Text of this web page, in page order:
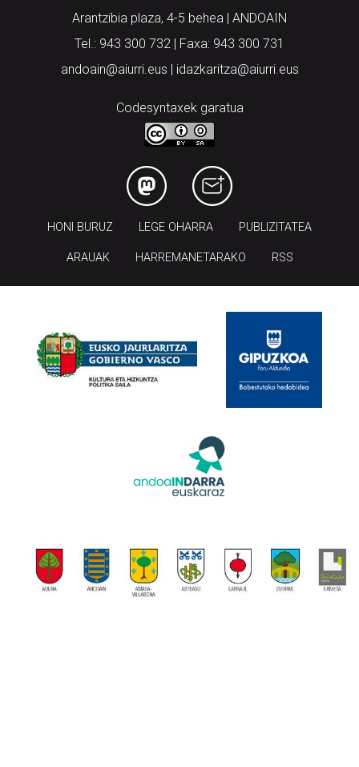
Arantzibia plaza, 4-5 behea | ANDOAIN
Tel.: 943 300 732 | Faxa: 943 300 731
andoain@aiurri.eus | idazkaritza@aiurri.eus
Codesyntaxek garatua
HONI BURUZ LEGE OHARRA PUBLIZITATEA
ARAUAK HARREMANETARAKO RSS